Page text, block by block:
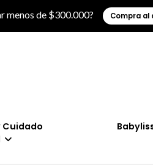
menos de $300.000? Compra al
Cuidado